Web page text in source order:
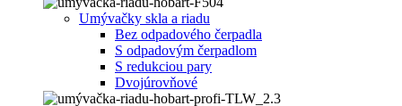
Umývačky skla a riadu
Bez odpadového čerpadla
S odpadovým čerpadlom
S redukciou pary
Dvojúrovňové